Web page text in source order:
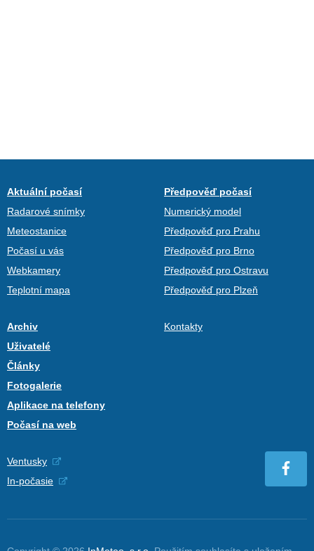
Aktuální počasí
Radarové snímky
Meteostanice
Počasí u vás
Webkamery
Teplotní mapa
Předpověď počasí
Numerický model
Předpověď pro Prahu
Předpověď pro Brno
Předpověď pro Ostravu
Předpověď pro Plzeň
Archiv
Uživatelé
Články
Fotogalerie
Aplikace na telefony
Počasí na web
Kontakty
Ventusky
In-počasie